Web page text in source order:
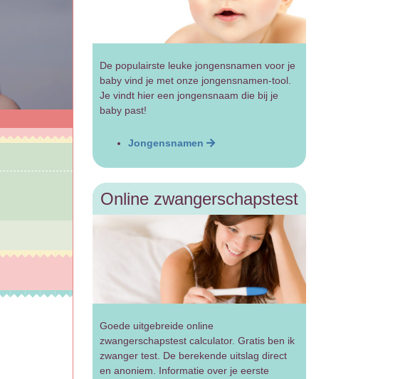
De populairste leuke jongensnamen voor je
baby vind je met onze jongensnamen-tool.
Je vindt hier een jongensnaam die bij je
baby past!
Jongensnamen
Online zwangerschapstest
Goede uitgebreide online
zwangerschapstest calculator. Gratis ben ik
zwanger test. De berekende uitslag direct
en anoniem. Informatie over je eerste